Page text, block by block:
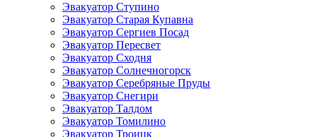
Эвакуатор Ступино
Эвакуатор Старая Купавна
Эвакуатор Сергиев Посад
Эвакуатор Пересвет
Эвакуатор Сходня
Эвакуатор Солнечногорск
Эвакуатор Серебряные Пруды
Эвакуатор Снегири
Эвакуатор Талдом
Эвакуатор Томилино
Эвакуатор Троицк